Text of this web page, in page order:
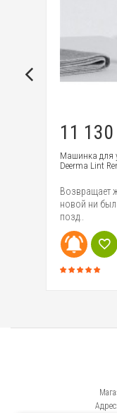
11 130
Машинка для
Deerma Lint
Возвращает
новой ни
позд..